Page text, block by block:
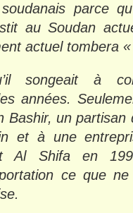
parce
au Soudan
actuel tombera
songeait à
années.
Bashir, un partisan
et à une
Al Shifa en
ce que